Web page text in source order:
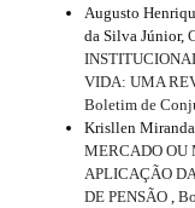
Augusto
da Silva Júnior,
VIDA: UMA
Boletim de
Krisllen Miranda
MERCADO OU
APLICAÇÃO
DE PENSÃO